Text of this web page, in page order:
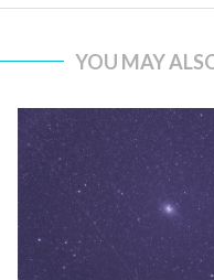
YOU MAY